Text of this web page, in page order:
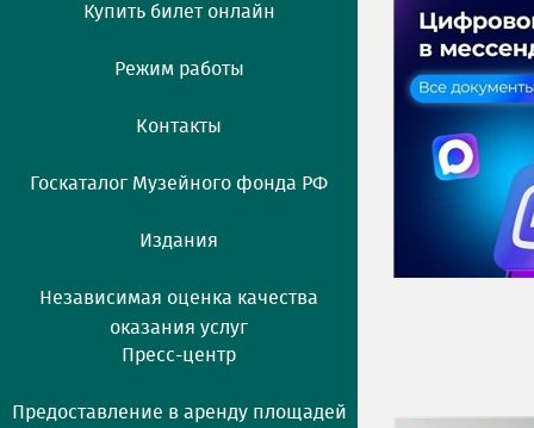
Купить билет онлайн
Режим работы
Контакты
Госкаталог Музейного фонда РФ
Издания
Независимая оценка качества
оказания услуг
Пресс-центр
Предоставление в аренду площадей